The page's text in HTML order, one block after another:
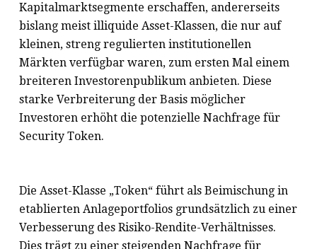
Kapitalmarktsegmente erschaffen, andererseits
bislang meist illiquide Asset-Klassen, die nur auf
kleinen, streng regulierten institutionellen
Märkten verfügbar waren, zum ersten Mal einem
breiteren Investorenpublikum anbieten. Diese
starke Verbreiterung der Basis möglicher
Investoren erhöht die potenzielle Nachfrage für
Security Token.
Die Asset-Klasse „Token“ führt als Beimischung in
etablierten Anlageportfolios grundsätzlich zu einer
Verbesserung des Risiko-Rendite-Verhältnisses.
Dies trägt zu einer steigenden Nachfrage für